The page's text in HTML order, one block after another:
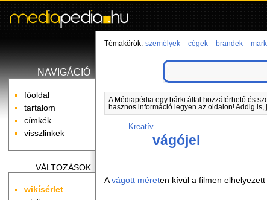
NAVIGÁCIÓ
főoldal
tartalom
címkék
visszlinkek
VÁLTOZÁSOK
wikísérlet
Témakörök: személyek cégek brandek
A Médiapédia egy bárki által hozzáférhető és
hasznos információ legyen az oldalon! Addig is,
Kreatív
vágójel
Avágott méreten kívül a filmen